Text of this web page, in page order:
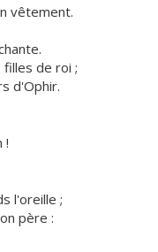
vêtement.
flles de roi ;
d'Ophir.
!
l'oreille ;
père :